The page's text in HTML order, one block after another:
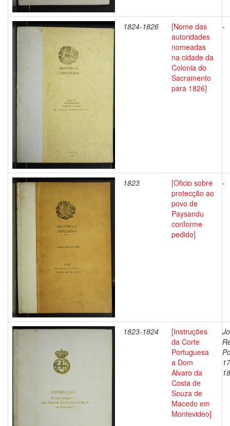
1824-1826
[Nome das
autoridades
nomeadas
na cidade da
Colonia do
Sacramento
para 1826]
-
1823
[Oficio sobre
protecção ao
povo de
Paysandu
conforme
pedido]
-
1823-1824
[Instruções
da Corte
Portuguesa
a Dom
Alvaro da
Costa de
Souza de
Macedo em
Montevideo]